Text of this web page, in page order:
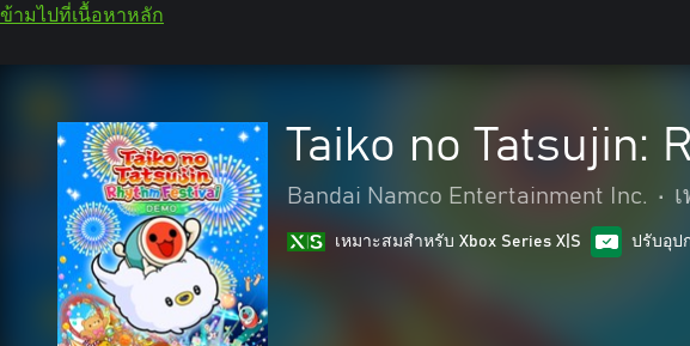
ข้ามไปที่เนื้อหาหลัก
Taiko no Tatsujin:
Bandai Namco Entertainment Inc. •
เหมาะสมสําหรับ Xbox Series X|S ปรับอุป